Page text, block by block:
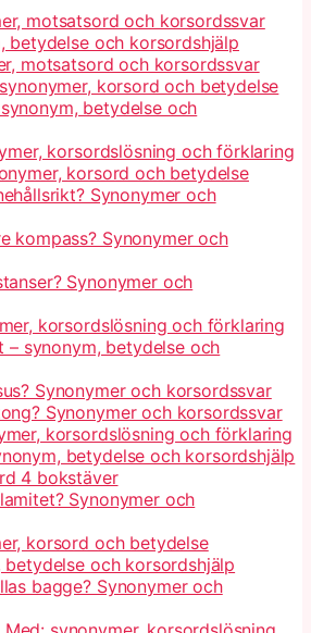
motsatsord och korsordssvar
betydelse och korsordshjälp
motsatsord och korsordssvar
korsord och betydelse
betydelse och
korsordslösning och förklaring
korsord och betydelse
Synonymer och
kompass? Synonymer och
Synonymer och
korsordslösning och förklaring
– synonym, betydelse och
Synonymer och korsordssvar
Synonymer och korsordssvar
korsordslösning och förklaring
betydelse och korsordshjälp
4 bokstäver
Synonymer och
korsord och betydelse
betydelse och korsordshjälp
bagge? Synonymer och